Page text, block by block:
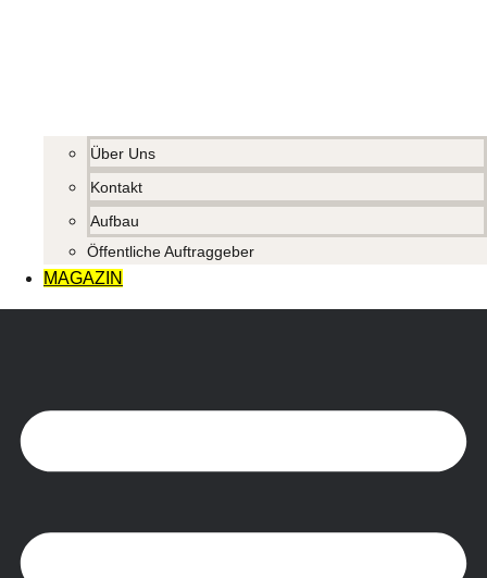
Über Uns
Kontakt
Aufbau
Öffentliche Auftraggeber
MAGAZIN